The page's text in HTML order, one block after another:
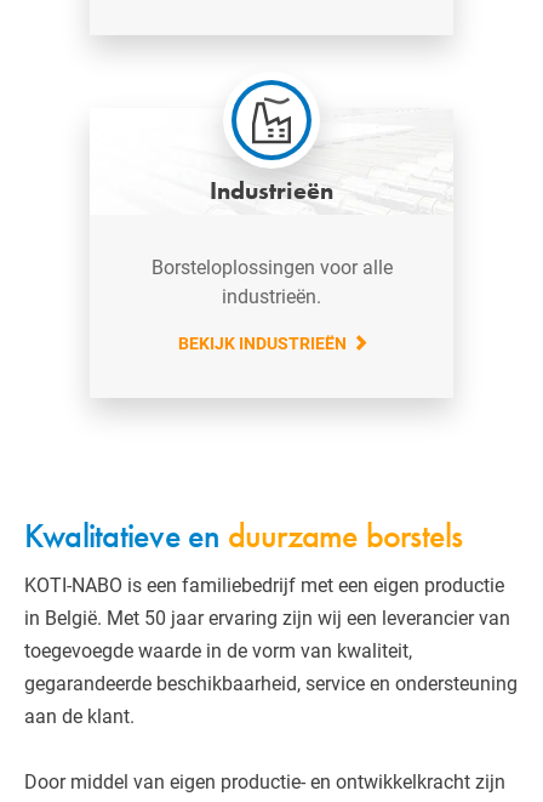
Industrieën
Borsteloplossingen voor alle
industrieën.
BEKIJK INDUSTRIEËN
Kwalitatieve en duurzame borstels
KOTI-NABO is een familiebedrijf met een eigen productie
in België. Met 50 jaar ervaring zijn wij een leverancier van
toegevoegde waarde in de vorm van kwaliteit,
gegarandeerde beschikbaarheid, service en ondersteuning
aan de klant.
Door middel van eigen productie- en ontwikkelkracht zijn